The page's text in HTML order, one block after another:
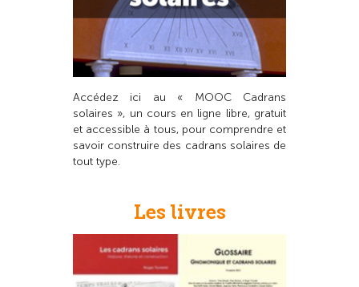
Accédez ici au « MOOC Cadrans
solaires », un cours en ligne libre, gratuit
et accessible à tous, pour comprendre et
savoir construire des cadrans solaires de
tout type.
Les livres